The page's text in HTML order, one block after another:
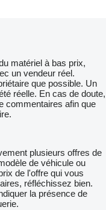
matériel à bas prix,
un vendeur réel.
que possible. Un
réelle. En cas de doute,
commentaires afin que
plusieurs offres de
de véhicule ou
de l'offre qui vous
réfléchissez bien.
la présence de